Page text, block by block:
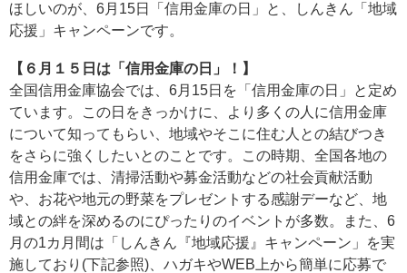
ほしいのが、6月15日「信用金庫の日」と、しんきん「地域
応援」キャンペーンです。
【６月１５日は「信用金庫の日」！】
全国信用金庫協会では、6月15日を「信用金庫の日」と定め
ています。この日をきっかけに、より多くの人に信用金庫
について知ってもらい、地域やそこに住む人との結びつき
をさらに強くしたいとのことです。この時期、全国各地の
信用金庫では、清掃活動や募金活動などの社会貢献活動
や、お花や地元の野菜をプレゼントする感謝デーなど、地
域との絆を深めるのにぴったりのイベントが多数。また、6
月の1カ月間は「しんきん『地域応援』キャンペーン」を実
施しており(下記参照)、ハガキやWEB上から簡単に応募で